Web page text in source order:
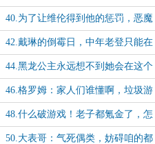
兽心境的犬王在行动-加更【3/10】
40.为了让维伦得到他的惩罚，恶魔
要保护维伦远离死亡-加更【5/10】
42.戴琳的倒霉日，中年老登只能在
家庭和理想里选一个-加更【7/10】
44.黑龙公主永远想不到她会在这个
奇怪的时代遭遇什么-加更【9/10】
46.格罗姆：家人们谁懂啊，垃圾游
戏毁我青春，零充豹子头成就不保啦
48.什么破游戏！老子都氪金了，怎
么还打不过？差评！
50.大表哥：气死偶类，妨碍咱的都